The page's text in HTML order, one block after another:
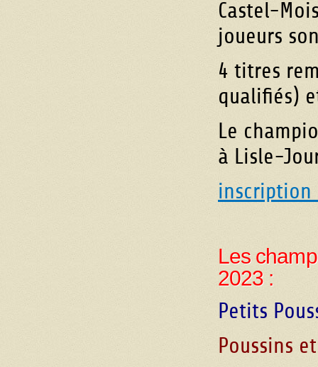
Castel-
joueurs
4 titres
qualifiés)
Le
à Lisle-
Les
2023 :
Petits
Poussins